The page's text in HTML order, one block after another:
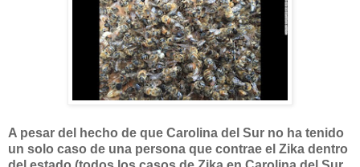
A pesar del hecho de que Carolina del Sur no ha tenido
un solo caso de una persona que contrae el Zika dentro